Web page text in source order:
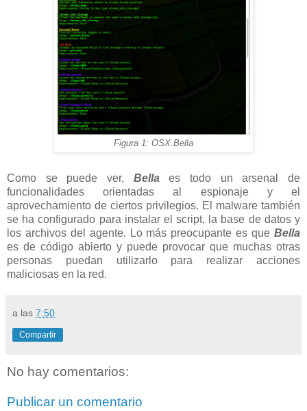
Figura 1: OSX.Bella
Como se puede ver, Bellaes todo un arsenal de
funcionalidades orientadas al espionaje y el
aprovechamiento de ciertos privilegios. El malware también
se ha configurado para instalar el script, la base de datos y
los archivos del agente. Lo más preocupante es que Bella
es de código abierto y puede provocar que muchas otras
personas puedan utilizarlo para realizar acciones
maliciosas en la red.
a las 7:50
Compartir
No hay comentarios:
Publicar un comentario